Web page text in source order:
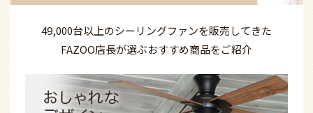
49,000台以上のシーリングファンを販売してきた
FAZOO店長が選ぶおすすめ商品をご紹介